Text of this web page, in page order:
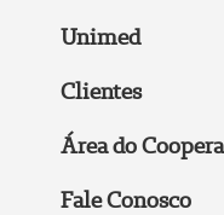
Unimed
Clientes
Área do
Fale Conosco